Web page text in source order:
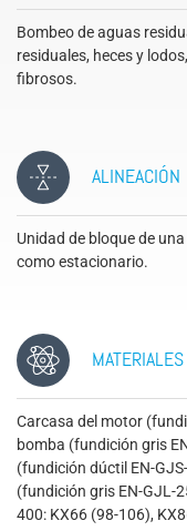
Bombeo de aguas
residuales, heces y
fibrosos.
ALINEACIÓN
Unidad de bloque de
como estacionario.
MATERIALES
Carcasa del motor
bomba (fundición gris
(fundición dúctil EN-
(fundición gris EN-GJL-
400: KX66 (98-106),